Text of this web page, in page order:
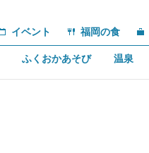
イベント 福岡の食
ふくおかあそび 温泉